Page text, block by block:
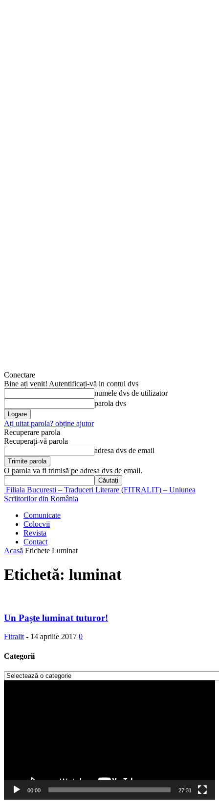
Conectare
Bine ați venit! Autentificați-vă in contul dvs
numele dvs de utilizator
parola dvs
Ați uitat parola? obține ajutor
Recuperare parola
Recuperați-vă parola
adresa dvs de email
O parola va fi trimisă pe adresa dvs de email.
Filiala București – Traduceri Literare (FITRALIT) – Uniunea
Scriitorilor din România
Comunicate
Colocvii
Revista
Contact
Acasă Etichete Luminat
Etichetă: luminat
Un Paște luminat tuturor!
Fitralit - 14 aprilie 2017 0
Categorii
Categorii
00:00 27:31